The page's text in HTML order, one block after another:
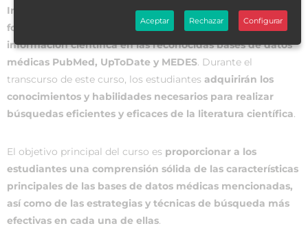
Información en PubMed, UpToDate, MEDESofrece
formación especializada en la búsqueda y gestión de
información científica en las reconocidas bases de datos
médicas PubMed, UpToDate y MEDES. Durante el
transcurso de este curso, los estudiantes adquirirán los
conocimientos y habilidades necesarios para realizar
búsquedas eficientes y eficaces de la literatura científica.
El objetivo principal del curso es proporcionar a los
estudiantes una comprensión sólida de las características
principales de las bases de datos médicas mencionadas,
así como de las estrategias y técnicas de búsqueda más
efectivas en cada una de ellas.
Aceptar Rechazar Configurar